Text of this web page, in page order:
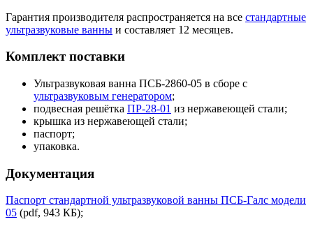
Гарантия производителя распространяется на все стандартные
ультразвуковые ванны и составляет 12 месяцев.
Комплект поставки
Ультразвуковая ванна ПСБ-2860-05 в сборе с
ультразвуковым генератором;
подвесная решётка ПР-28-01 из нержавеющей стали;
крышка из нержавеющей стали;
паспорт;
упаковка.
Документация
Паспорт стандартной ультразвуковой ванны ПСБ-Галс модели
05 (pdf, 943 КБ);